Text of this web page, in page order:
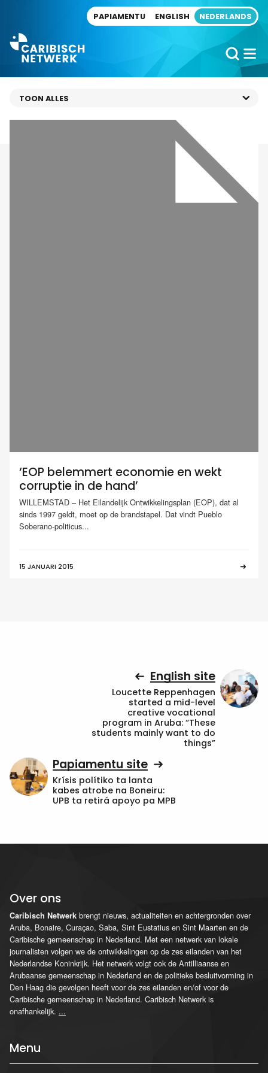
PAPIAMENTU ENGLISH NEDERLANDS
‘EOP belemmert economie en wekt
corruptie in de hand’
WILLEMSTAD – Het Eilandelijk Ontwikkelingsplan (EOP), dat al
sinds 1997 geldt, moet op de brandstapel. Dat vindt Pueblo
Soberano-politicus...
15 JANUARI 2015
English site
Loucette Reppenhagen
started a mid-level
creative vocational
program in Aruba: “These
students mainly want to do
things”
Papiamentu site
Krísis polítiko ta lanta
kabes atrobe na Boneiru:
UPB ta retirá apoyo pa MPB
Over ons
Caribisch Netwerk brengt nieuws, actualiteiten en achtergronden over
Aruba, Bonaire, Curaçao, Saba, Sint Eustatius en Sint Maarten en de
Caribische gemeenschap in Nederland. Met een netwerk van lokale
journalisten volgen we de ontwikkelingen op de zes eilanden van het
Nederlandse Koninkrijk. Het netwerk volgt ook de Antilliaanse en
Arubaanse gemeenschap in Nederland en de politieke besluitvorming in
Den Haag die gevolgen heeft voor de zes eilanden en/of voor de
Caribische gemeenschap in Nederland. Caribisch Netwerk is
onafhankelijk. ...
Menu